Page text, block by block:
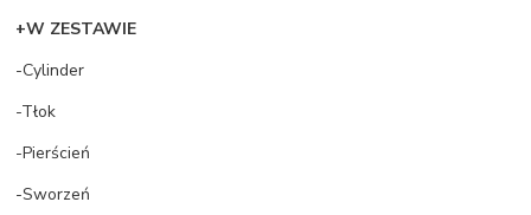
+W ZESTAWIE
-Cylinder
-Tłok
-Pierścień
-Sworzeń